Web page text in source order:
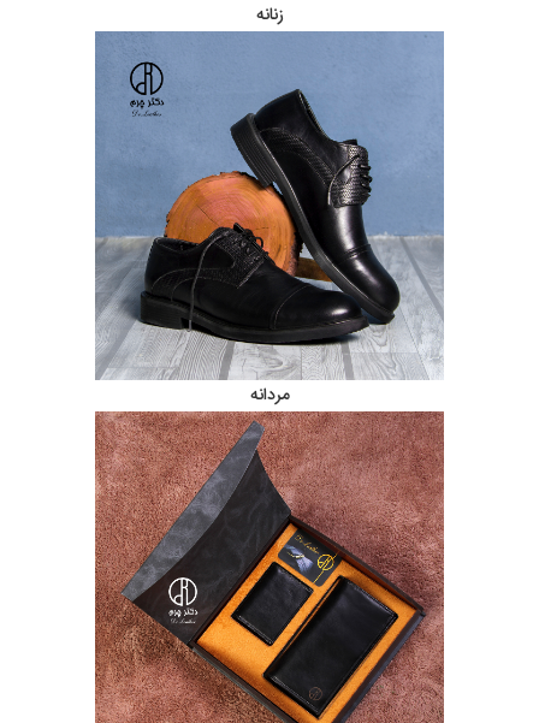
زنانه
مردانه